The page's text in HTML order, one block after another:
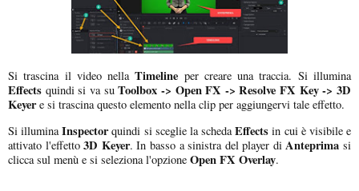
Si trascina il video nellaTimeline per creare una traccia. Si illumina
Effects quindi si va suToolbox -> Open FX -> Resolve FX Key -> 3D
Keyere si trascina questo elemento nella clip per aggiungervi tale effetto.
Si illuminaInspectorquindi si sceglie la schedaEffects in cui è visibile e
attivato l'effetto3D Keyer. In basso a sinistra del player diAnteprima si
clicca sul menù e si seleziona l'opzione Open FX Overlay.